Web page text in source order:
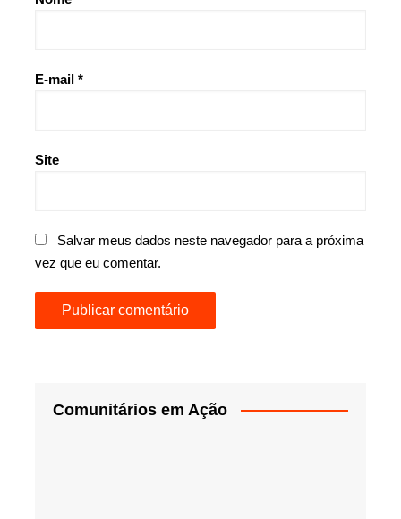
E-mail *
Site
Salvar meus dados neste navegador para a próxima
vez que eu comentar.
Comunitários em Ação